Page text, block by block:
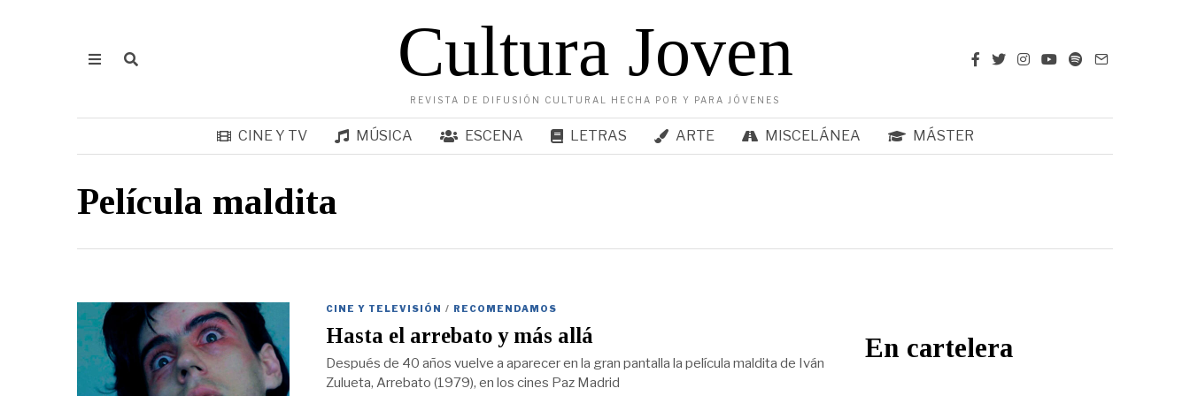
Cultura Joven
REVISTA DE DIFUSIÓN CULTURAL HECHA POR Y PARA JÓVENES
CINE Y TV MÚSICA ESCENA LETRAS ARTE MISCELÁNEA MÁSTER
Película maldita
CINE Y TELEVISIÓN / RECOMENDAMOS
Hasta el arrebato y más allá
Después de 40 años vuelve a aparecer en la gran pantalla la película maldita de Iván
Zulueta, Arrebato (1979), en los cines Paz Madrid
En cartelera